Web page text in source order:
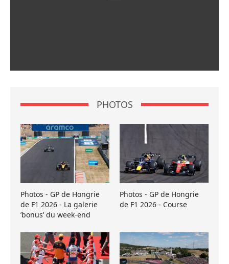
PHOTOS
Photos - GP de Hongrie
de F1 2026 - La galerie
’bonus’ du week-end
Photos - GP de Hongrie
de F1 2026 - Course